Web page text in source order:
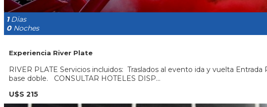
1Dias
0Noches
Experiencia River Plate
RIVER PLATE Servicios incluidos: Traslados al evento ida y vuelta
base doble. CONSULTAR HOTELES DISP...
U$S 215